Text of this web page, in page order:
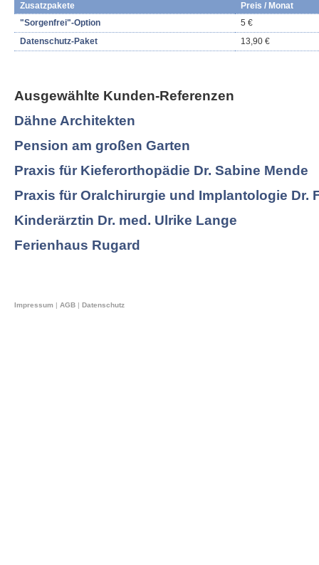
Zusatzpakete
Preis / Monat
"Sorgenfrei"-Option
5 €
Datenschutz-Paket
13,90 €
Ausgewählte Kunden-Referenzen
Dähne Architekten
Pension am großen Garten
Praxis für Kieferorthopädie Dr. Sabine Mende
Praxis für Oralchirurgie und Implantologie Dr.
Kinderärztin Dr. med. Ulrike Lange
Ferienhaus Rugard
Impressum | AGB | Datenschutz